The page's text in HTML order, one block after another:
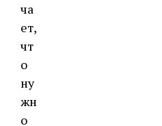
ча
ет,
чт
о
ну
жн
о